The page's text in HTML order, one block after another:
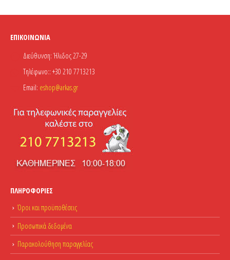
ΕΠΙΚΟΙΝΩΝΊΑ
Διεύθυνση: Ήλιδος 27-29
Τηλέφωνο:: +30 210 7713213
Email: eshop@arkas.gr
ΠΛΗΡΟΦΟΡΊΕΣ
Όροι και προϋποθέσεις
Προσωπικά δεδομένα
Παρακολούθηση παραγγελίας